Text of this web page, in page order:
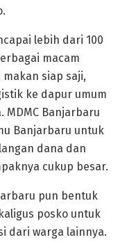
lebih dari 100
macam
siap saji,
ke dapur umum
Banjarbaru
Banjarbaru untuk
dana dan
cukup besar.
pun bentuk
posko untuk
dari warga lainnya.